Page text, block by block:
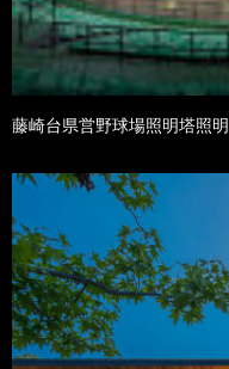
藤崎台県営野球場照明塔照